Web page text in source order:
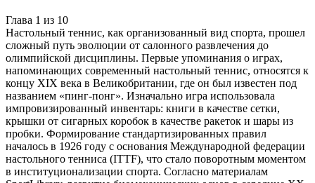
Глава 1 из 10
Настольный теннис, как организованный вид спорта, прошел
сложный путь эволюции от салонного развлечения до
олимпийской дисциплины. Первые упоминания о играх,
напоминающих современный настольный теннис, относятся к
концу XIX века в Великобритании, где он был известен под
названием «пинг-понг». Изначально игра использовала
импровизированный инвентарь: книги в качестве сетки,
крышки от сигарных коробок в качестве ракеток и шары из
пробки. Формирование стандартизированных правил
началось в 1926 году с основания Международной федерации
настольного тенниса (ITTF), что стало поворотным моментом
в институционализации спорта. Согласно материалам